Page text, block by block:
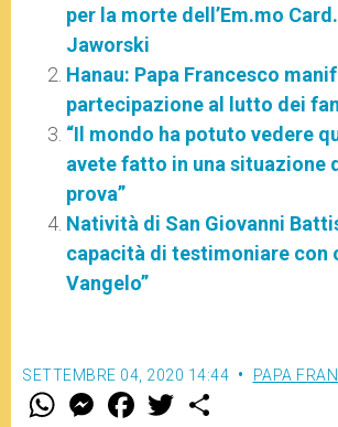
per la morte dell’Em.mo
Jaworski
Hanau: Papa Francesco
partecipazione al lutto dei
“Il mondo ha potuto vedere
avete fatto in una situazione
prova”
Natività di San Giovanni
capacità di testimoniare con
Vangelo”
SETTEMBRE 04, 2020 14:44 PAPA
W M
e
F
a w